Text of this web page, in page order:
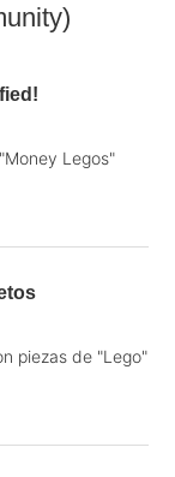
Legos"
piezas de "Lego"